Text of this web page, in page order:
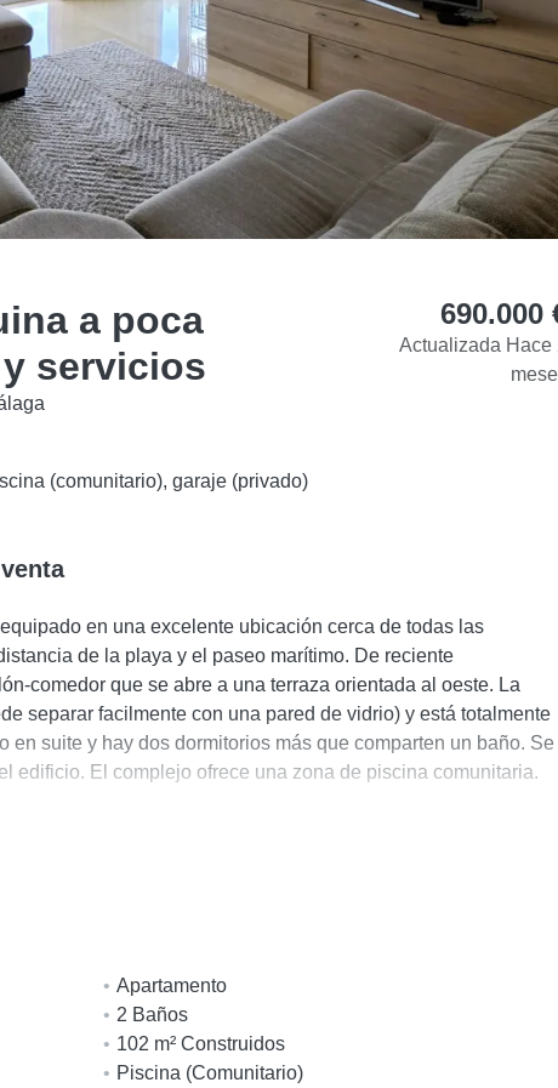
a poca
servicios
690.000
Actualizada Hace
(comunitario), garaje (privado)
en una excelente ubicación cerca de todas las
de la playa y el paseo marítimo. De reciente
comedor que se abre a una terraza orientada al oeste. La
separar facilmente con una pared de vidrio) y está totalmente
suite y hay dos dormitorios más que comparten un baño. Se
edificio. El complejo ofrece una zona de piscina comunitaria.
Apartamento
2 Baños
102 m² Construidos
Piscina (Comunitario)